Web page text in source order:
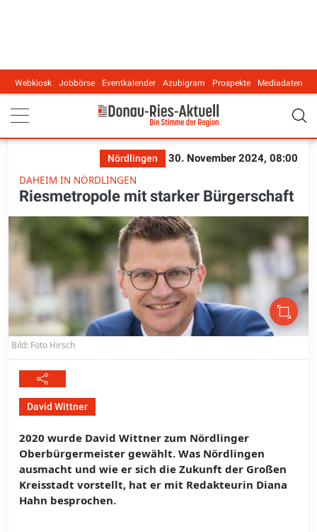
Main navigation
Webkiosk Jobbörse Eventkalender Azubigram Prospekte Mediadaten
Nördlingen
30. November 2024, 08:00
DAHEIM IN NÖRDLINGEN
Riesmetropole mit starker Bürgerschaft
Bild: Foto Hirsch
David Wittner
2020 wurde David Wittner zum Nördlinger
Oberbürgermeister gewählt. Was Nördlingen
ausmacht und wie er sich die Zukunft der Großen
Kreisstadt vorstellt, hat er mit Redakteurin Diana
Hahn besprochen.